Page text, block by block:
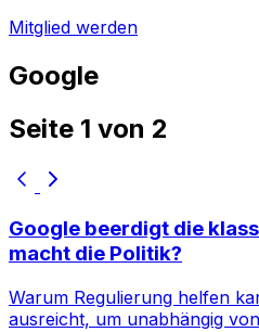
Mitglied werden
Google
Seite 1 von 2
Google beerdigt die
macht die Politik?
Warum Regulierung helfen
ausreicht, um unabhängig